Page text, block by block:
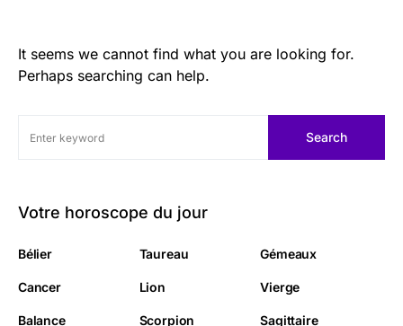
It seems we cannot find what you are looking for.
Perhaps searching can help.
Search
Votre horoscope du jour
Bélier Taureau Gémeaux
Cancer Lion Vierge
Balance Scorpion Sagittaire